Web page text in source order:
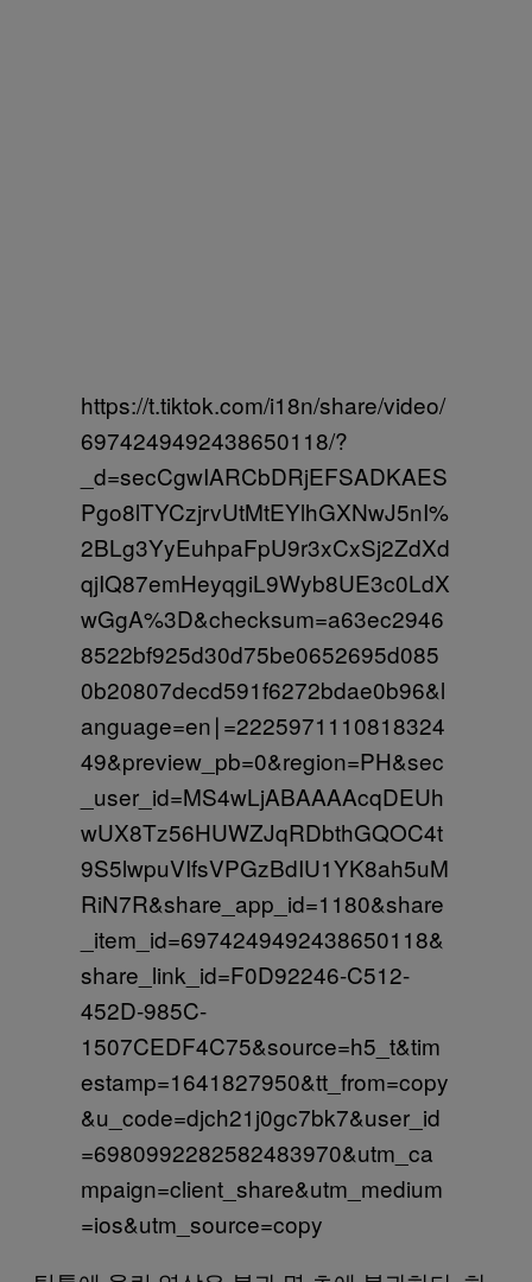
https://t.tiktok.com/i18n/share/video/
6974249492438650118/?
_d=secCgwIARCbDRjEFSADKAES
Pgo8lTYCzjrvUtMtEYlhGXNwJ5nI%
2BLg3YyEuhpaFpU9r3xCxSj2ZdXd
qjIQ87emHeyqgiL9Wyb8UE3c0LdX
wGgA%3D&checksum=a63ec2946
8522bf925d30d75be0652695d085
0b20807decd591f6272bdae0b96&l
anguage=en∣=2225971110818324
49&preview_pb=0&region=PH&sec
_user_id=MS4wLjABAAAAcqDEUh
wUX8Tz56HUWZJqRDbthGQOC4t
9S5lwpuVIfsVPGzBdIU1YK8ah5uM
RiN7R&share_app_id=1180&share
_item_id=6974249492438650118&
share_link_id=F0D92246-C512-
452D-985C-
1507CEDF4C75&source=h5_t&tim
estamp=1641827950&tt_from=copy
&u_code=djch21j0gc7bk7&user_id
=6980992282582483970&utm_ca
mpaign=client_share&utm_medium
=ios&utm_source=copy